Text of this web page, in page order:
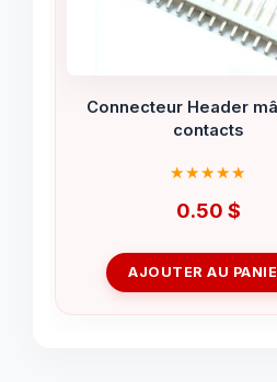
Connecteur Header
contacts
0.50 $
AJOUTER AU